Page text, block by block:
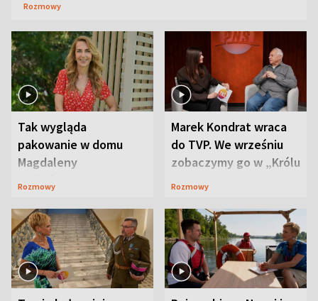
Rozmowy
Tak wygląda
pakowanie w domu
Magdaleny
Waligórskiej-Lisieckiej.
Rozmowy
Marek Kondrat wraca
do TVP. We wrześniu
zobaczymy go w „Królu
Maciusiu I”
Rozmowy